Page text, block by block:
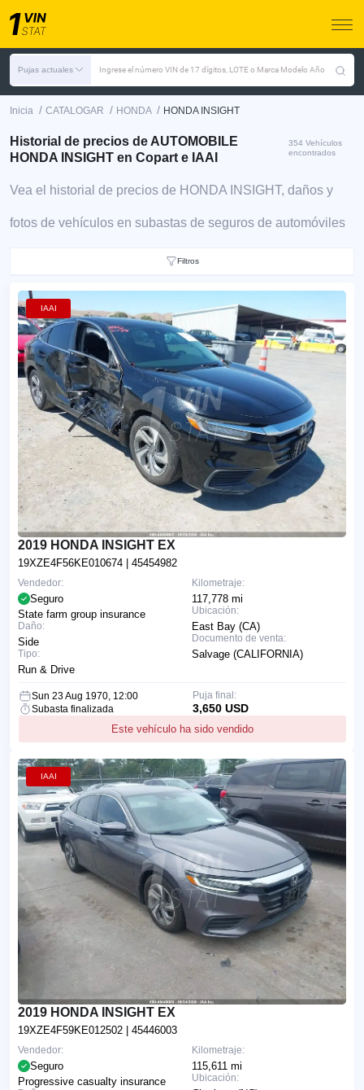
Pujas actuales Ingrese el número VIN de 17 dígitos, LOTE o Marca Modelo Año
Inicia / CATALOGAR / HONDA / HONDA INSIGHT
Historial de precios de AUTOMOBILE
HONDA INSIGHT en Copart e IAAI
354 Vehículos
encontrados
Vea el historial de precios de HONDA INSIGHT, daños y
fotos de vehículos en subastas de seguros de automóviles
Filtros
IAAI
2019 HONDA INSIGHT EX
19XZE4F56KE010674 | 45454982
Kilometraje:
117,778 mi
Ubicación:
East Bay (CA)
Documento de venta:
Salvage (CALIFORNIA)
Vendedor:
Seguro
State farm group insurance
Daño:
Side
Tipo:
Run & Drive
Sun 23 Aug 1970, 12:00
Subasta finalizada
Este vehículo ha sido vendido
Puja final:
3,650 USD
IAAI
2019 HONDA INSIGHT EX
19XZE4F59KE012502 | 45446003
Kilometraje:
115,611 mi
Ubicación:
Vendedor:
Seguro
Progressive casualty insurance